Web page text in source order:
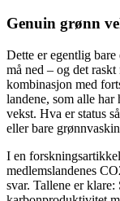
Genuin grønn
Dette er egentlig
må ned – og det
kombinasjon med
landene, som alle har
vekst. Hva er status
eller bare
I en
medlemslandenes
svar. Tallene er